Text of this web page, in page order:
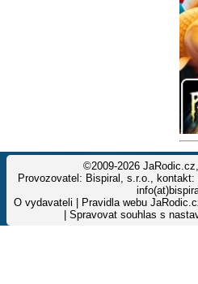
©2009-2026
Provozovatel: Bispiral, s.r.o., kontakt:
O vydavateli
Pravidla webu
Spravovat souhlas s